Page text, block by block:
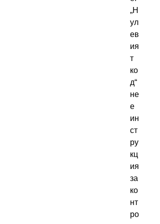
„Н
ул
ев
ия
т
ко
д“
не
е
ин
ст
ру
кц
ия
за
ко
нт
ро